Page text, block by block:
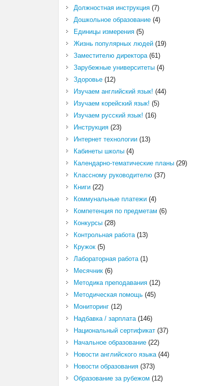
Должностная инструкция(7)
Дошкольное образование(4)
Единицы измерения(5)
Жизнь популярных людей(19)
Заместителю директора(61)
Зарубежные университеты(4)
Здоровье(12)
Изучаем английский язык! (44)
Изучаем корейский язык! (5)
Изучаем русский язык! (16)
Инструкция(23)
Интернет технологии(13)
Кабинеты школы(4)
Календарно-тематические планы(29)
Классному руководителю(37)
Книги(22)
Коммунальные платежи(4)
Компетенция по предметам (6)
Конкурсы(28)
Контрольная работа(13)
Кружок(5)
Лабораторная работа(1)
Месячник(6)
Методика преподавания(12)
Методическая помощь(45)
Мониторинг(12)
Надбавка / зарплата(146)
Национальный сертификат(37)
Начальное образование(22)
Новости английского языка(44)
Новости образования(373)
Образование за рубежом (12)